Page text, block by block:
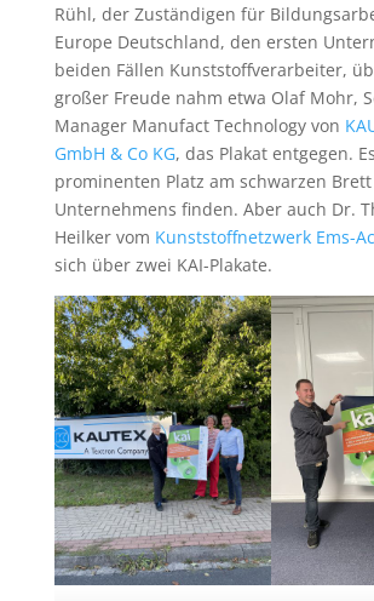
Rühl, der Zuständigen für
Europe Deutschland, den ersten
beiden Fällen Kunststoffverarbeiter,
großer Freude nahm etwa Olaf Mohr,
Manager Manufact Technology von
GmbH & Co KG, das Plakat entgegen.
prominenten Platz am schwarzen Brett
Unternehmens finden. Aber auch Dr.
Heilker vom Kunststoffnetzwerk Ems-
sich über zwei KAI-Plakate.